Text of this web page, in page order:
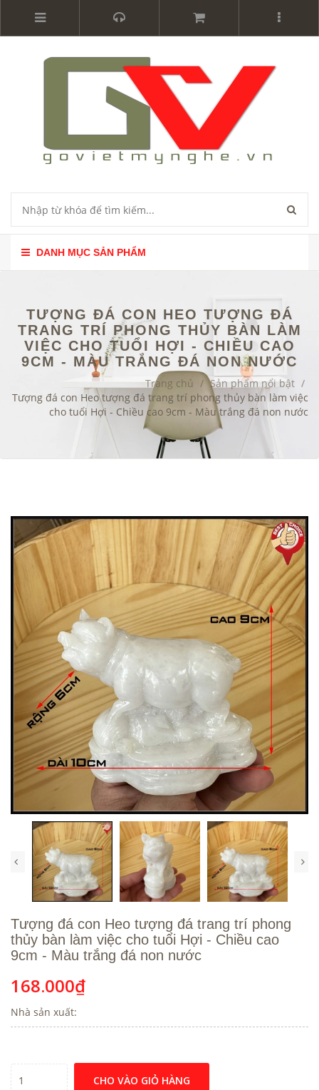
DANH MỤC SẢN PHẨM
TƯỢNG ĐÁ CON HEO TƯỢNG ĐÁ
TRANG TRÍ PHONG THỦY BÀN LÀM
VIỆC CHO TUỔI HỢI - CHIỀU CAO
9CM - MÀU TRẮNG ĐÁ NON NƯỚC
Trang chủ / Sản phẩm nổi bật /
Tượng đá con Heo tượng đá trang trí phong thủy bàn làm việc
cho tuổi Hợi - Chiều cao 9cm - Màu trắng đá non nước
Tượng đá con Heo tượng đá trang trí phong
thủy bàn làm việc cho tuổi Hợi - Chiều cao
9cm - Màu trắng đá non nước
168.000₫
Nhà sản xuất:
CHO VÀO GIỎ HÀNG